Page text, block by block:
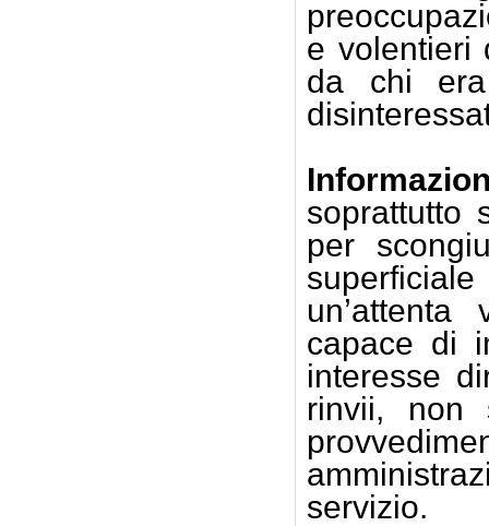
e volentieri
da chi era
soprattutto
per
capace di
interesse
rinvii, non
servizio.